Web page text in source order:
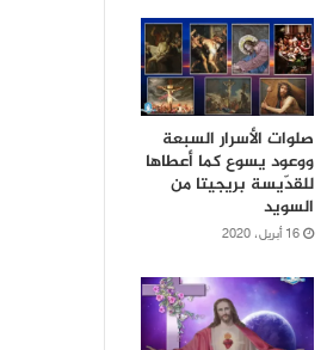
صلوات الأسرار السبعة
ووعود يسوع كما أعطاها
للقدّيسة بريجيتا من
السويد
16 أبريل، 2020